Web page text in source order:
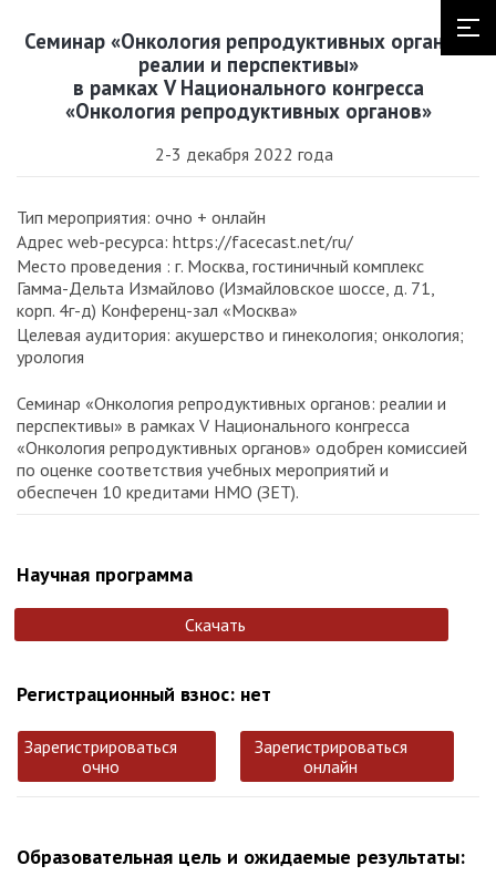
Семинар «Онкология репродуктивных органов:
реалии и перспективы»
в рамках V Национального конгресса
«Онкология репродуктивных органов»
2-3 декабря 2022 года
Тип мероприятия: очно + онлайн
Адрес web-ресурса: https://facecast.net/ru/
Место проведения : г. Москва, гостиничный комплекс
Гамма-Дельта Измайлово (Измайловское шоссе, д. 71,
корп. 4г-д) Конференц-зал «Москва»
Целевая аудитория: акушерство и гинекология; онкология;
урология
Семинар «Онкология репродуктивных органов: реалии и
перспективы» в рамках V Национального конгресса
«Онкология репродуктивных органов» одобрен комиссией
по оценке соответствия учебных мероприятий и
обеспечен 10 кредитами НМО (ЗЕТ).
Научная программа
Скачать
Регистрационный взнос: нет
Зарегистрироваться
очно
Зарегистрироваться
онлайн
Образовательная цель и ожидаемые результаты: